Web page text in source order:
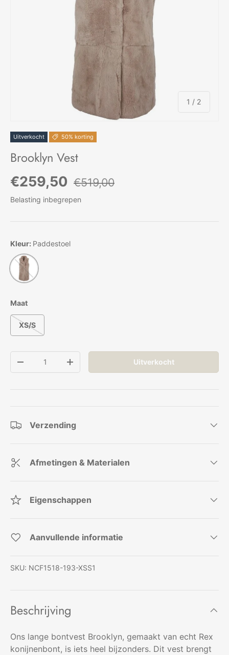
1 / van
2
Uitverkocht 50% korting
Brooklyn Vest
Verkoopprijs
€259,50 Reguliere prijs
€519,00
Belasting inbegrepen
Kleur: Paddestoel
Paddestoel
Maat
XS/S
Verlaag de hoeveelheidVerhoog de hoeveelheidUitverkocht
Verzending
Afmetingen & Materialen
Eigenschappen
Aanvullende informatie
SKU: NCF1518-193-XSS1
Beschrijving
Ons lange bontvest Brooklyn, gemaakt van echt Rex
konijnenbont, is iets heel bijzonders. Dit vest brengt